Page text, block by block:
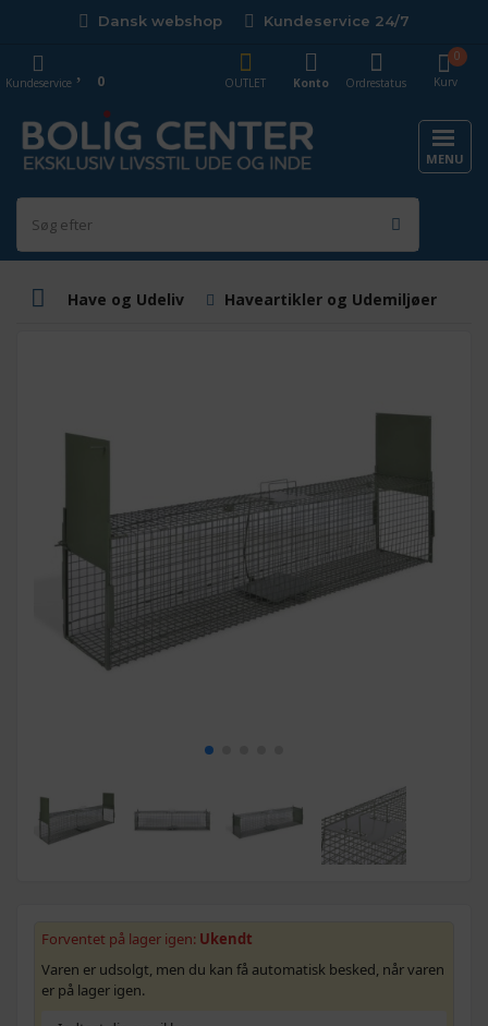
Dansk webshop Kundeservice 24/7
Kurv
0
OUTLET
Konto Ordrestatus
Kundeservice 0
MENU
Have og Udeliv Haveartikler og Udemiljøer
Forventet på lager igen: Ukendt
Varen er udsolgt, men du kan få automatisk besked, når varen
er på lager igen.